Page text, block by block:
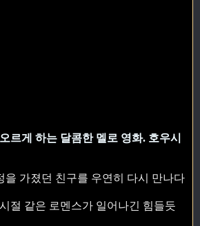
르게 하는 달콤한 멜로 영화. 호우시
을 가졌던 친구를 우연히 다시 만나다
절 같은 로멘스가 일어나긴 힘들듯